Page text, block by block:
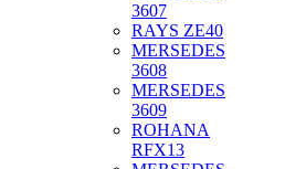
3607
RAYS ZE40
MERSEDES
3608
MERSEDES
3609
ROHANA
RFX13